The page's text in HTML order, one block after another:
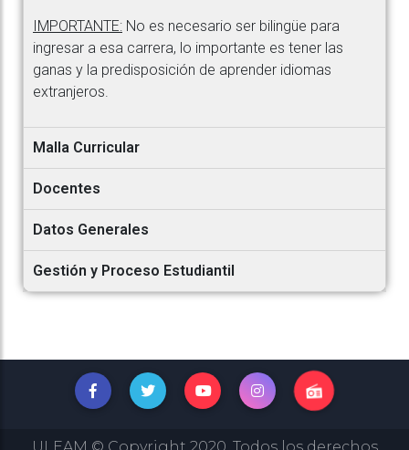
IMPORTANTE: No es necesario ser bilingüe para
ingresar a esa carrera, lo importante es tener las
ganas y la predisposición de aprender idiomas
extranjeros.
Malla Curricular
Docentes
Datos Generales
Gestión y Proceso Estudiantil